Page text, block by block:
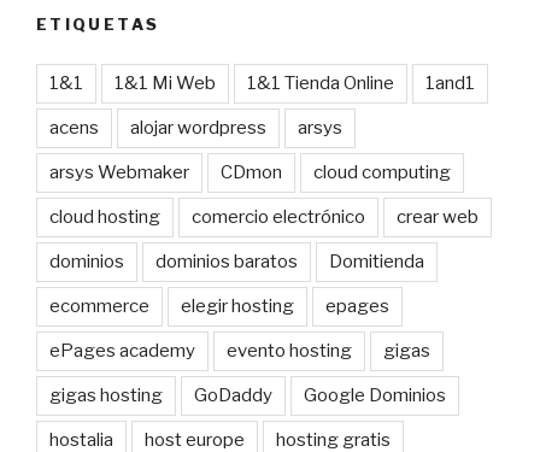
ETIQUETAS
1&1 1&1 Mi Web 1&1 Tienda Online 1and1
acens alojar wordpress arsys
arsys Webmaker CDmon cloud computing
cloud hosting comercio electrónico crear web
dominios dominios baratos Domitienda
ecommerce elegir hosting epages
ePages academy evento hosting gigas
gigas hosting GoDaddy Google Dominios
hostalia host europe hosting gratis